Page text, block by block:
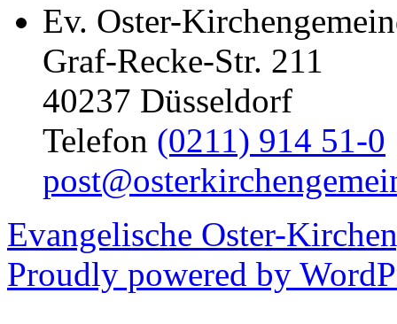
Ev. Oster-
Graf-Recke-Str. 211
40237 Düsseldorf
Telefon (0211) 914 51-0
Evangelische Oster-
Proudly powered by